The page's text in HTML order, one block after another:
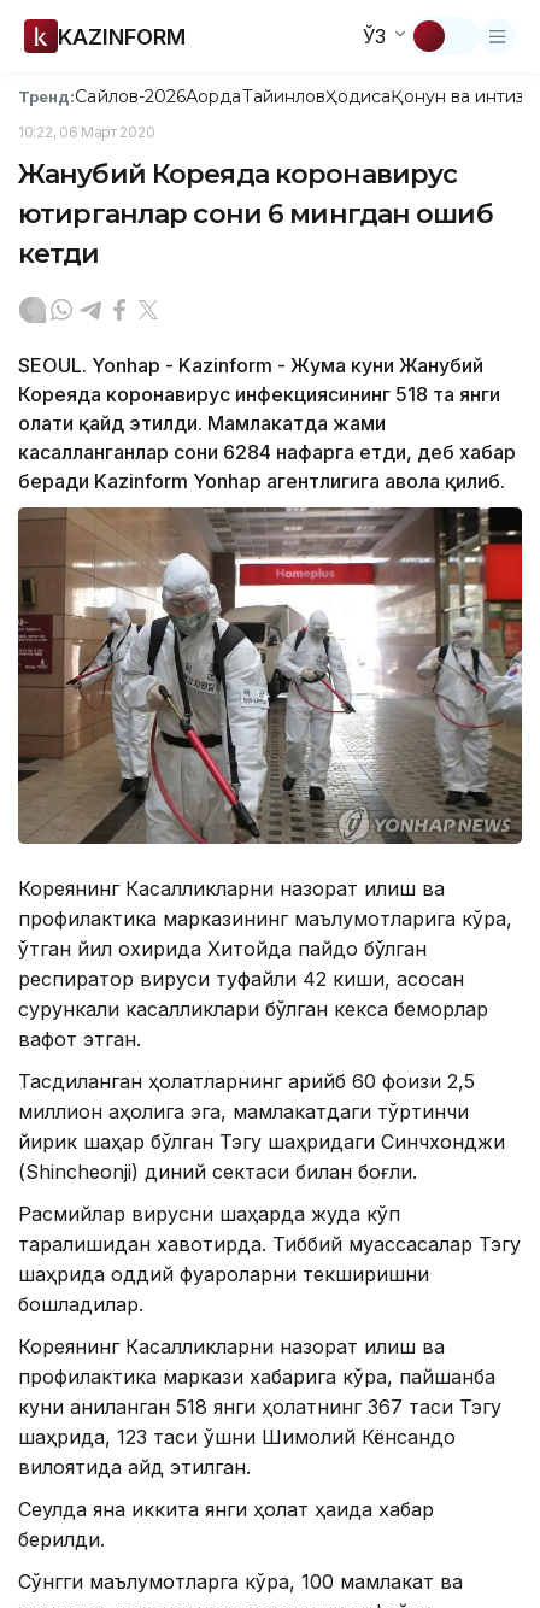
KAZINFORM ЎЗ
Тренд:Сайлов-2026АқордаТайинловҲодисаҚонун ва
10:22, 06 Март 2020
Жанубий Кореяда коронавирус
юқтирганлар сони 6 мингдан ошиб
кетди
SEOUL. Yonhap - Kazinform - Жума куни Жанубий
Кореяда коронавирус инфекциясининг 518 та янги
ҳолати қайд этилди. Мамлакатда жами
касалланганлар сони 6284 нафарга етди, деб хабар
беради Kazinform Yonhap агентлигига ҳавола қилиб.
Кореянинг Касалликларни назорат қилиш ва
профилактика марказининг маълумотларига кўра,
ўтган йил охирида Хитойда пайдо бўлган
респиратор вируси туфайли 42 киши, асосан
сурункали касалликлари бўлган кекса беморлар
вафот этган.
Тасдиқланган ҳолатларнинг қарийб 60 фоизи 2,5
миллион аҳолига эга, мамлакатдаги тўртинчи
йирик шаҳар бўлган Тэгу шаҳридаги Синчхонджи
(Shincheonji) диний сектаси билан боғлиқ.
Расмийлар вирусни шаҳарда жуда кўп
тарқалишидан хавотирда. Тиббий муассасалар Тэгу
шаҳрида оддий фуқароларни текширишни
бошладилар.
Кореянинг Касалликларни назорат қилиш ва
профилактика маркази хабарига кўра, пайшанба
куни аниқланган 518 янги ҳолатнинг 367 таси Тэгу
шаҳрида, 123 таси қўшни Шимолий Кёнсандо
вилоятида қайд этилган.
Сеулда яна иккита янги ҳолат ҳақида хабар
берилди.
Сўнгги маълумотларга кўра, 100 мамлакат ва